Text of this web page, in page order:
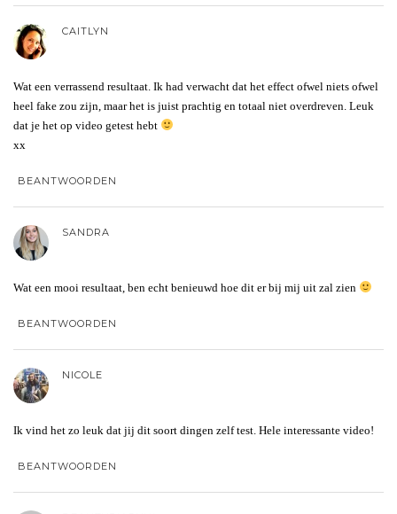
CAITLYN
Wat een verrassend resultaat. Ik had verwacht dat het effect ofwel niets ofwel
heel fake zou zijn, maar het is juist prachtig en totaal niet overdreven. Leuk
dat je het op video getest hebt
xx
BEANTWOORDEN
SANDRA
Wat een mooi resultaat, ben echt benieuwd hoe dit er bij mij uit zal zien
BEANTWOORDEN
NICOLE
Ik vind het zo leuk dat jij dit soort dingen zelf test. Hele interessante video!
BEANTWOORDEN